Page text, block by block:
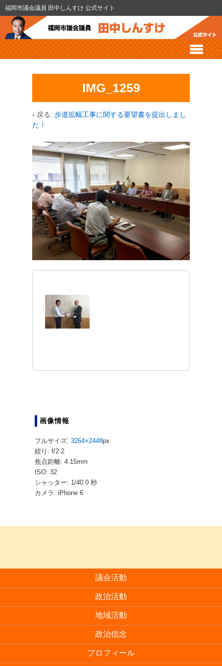
福岡市議会議員 田中しんすけ 公式サイト
IMG_1259
‹ 戻る: 歩道拡幅工事に関する要望書を提出しまし
た！
画像情報
フルサイズ: 3264×2448px
絞り: f/2.2
焦点距離: 4.15mm
ISO: 32
シャッター: 1/40.0 秒
カメラ: iPhone 6
議会活動
政治活動
地域活動
政治信念
プロフィール